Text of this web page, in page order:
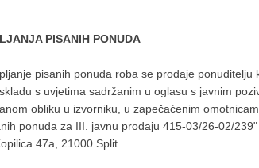
PISANIH PONUDA
pisanih ponuda roba se prodaje ponuditelju
s uvjetima sadržanim u oglasu s javnim
obliku u izvorniku, u zapečaćenim
ponuda za III. javnu prodaju 415-03/26-02/
47a, 21000 Split.